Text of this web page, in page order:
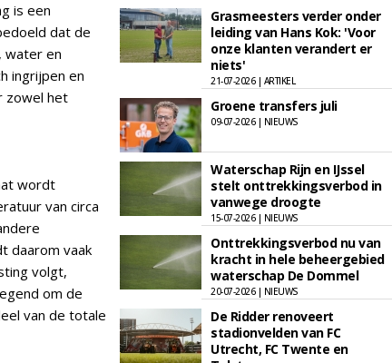
is een
dat de
water en
ingrijpen en
zowel het
wordt
van circa
daarom vaak
volgt,
om de
van de totale
Grasmeesters verder onder
leiding van Hans Kok: 'Voor
onze klanten verandert er
niets'
21-07-2026 | ARTIKEL
Groene transfers juli
09-07-2026 | NIEUWS
Waterschap Rijn en IJssel
stelt onttrekkingsverbod in
vanwege droogte
15-07-2026 | NIEUWS
Onttrekkingsverbod nu van
kracht in hele beheergebied
waterschap De Dommel
20-07-2026 | NIEUWS
De Ridder renoveert
stadionvelden van FC
Utrecht, FC Twente en